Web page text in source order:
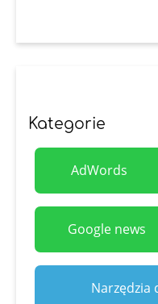
Kategorie
AdWords
Google news
Narzędzia